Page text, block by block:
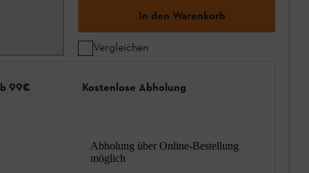
In den Warenkorb
Vergleichen
99€ Kostenlose Abholung
Abholung über Online-Bestellung
möglich